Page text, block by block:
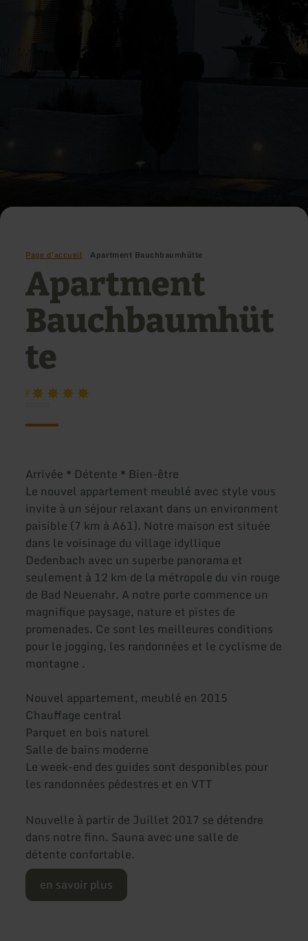
Page d'accueil Apartment Bauchbaumhütte
Apartment
Bauchbaumhüt
te
F
Arrivée * Détente * Bien-être
Le nouvel appartement meublé avec style vous
invite à un séjour relaxant dans un environment
paisible (7 km à A61). Notre maison est située
dans le voisinage du village idyllique
Dedenbach avec un superbe panorama et
seulement à 12 km de la métropole du vin rouge
de Bad Neuenahr. A notre porte commence un
magnifique paysage, nature et pistes de
promenades. Ce sont les meilleures conditions
pour le jogging, les randonnées et le cyclisme de
montagne .
Nouvel appartement, meublé en 2015
Chauffage central
Parquet en bois naturel
Salle de bains moderne
Le week-end des guides sont desponibles pour
les randonnées pédestres et en VTT
Nouvelle à partir de Juillet 2017 se détendre
dans notre finn. Sauna avec une salle de
détente confortable.
en savoir plus